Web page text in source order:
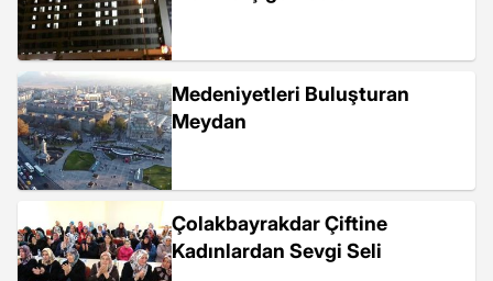
Medeniyetleri Buluşturan
Meydan
Çolakbayrakdar Çiftine
Kadınlardan Sevgi Seli